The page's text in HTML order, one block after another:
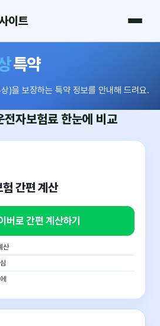
이트
특약
)을 보장하는 특약 정보를 안내해 드려요.
전자보험료 한눈에 비교
간편 계산
버로 간편 계산하기
산